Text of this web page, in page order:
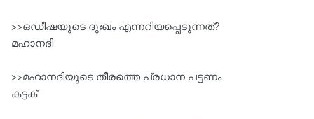
>>ഒഡീഷയുടെ ദുഃഖം എന്നറിയപ്പെടുന്നത്?
മഹാനദി
>>മഹാനദിയുടെ തീരത്തെ പ്രധാന പട്ടണം
കട്ടക്‌